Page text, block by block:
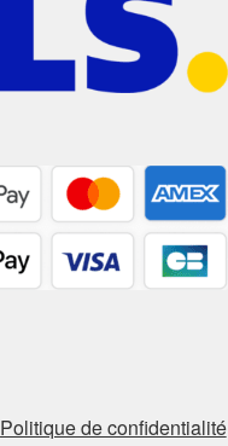
Politique de confidentialité